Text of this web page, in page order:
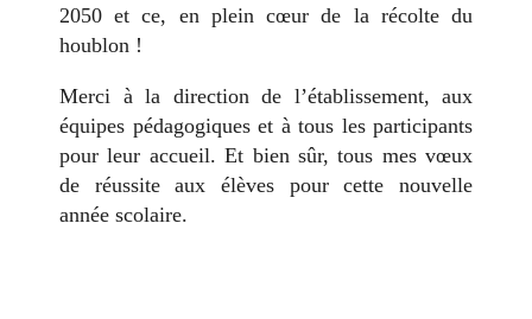
2050 et ce, en plein cœur de la récolte du
houblon !
Merci à la direction de l’établissement, aux
équipes pédagogiques et à tous les participants
pour leur accueil. Et bien sûr, tous mes vœux
de réussite aux élèves pour cette nouvelle
année scolaire.